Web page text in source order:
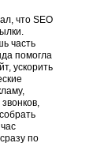
что SEO
часть
помогла
ускорить
по